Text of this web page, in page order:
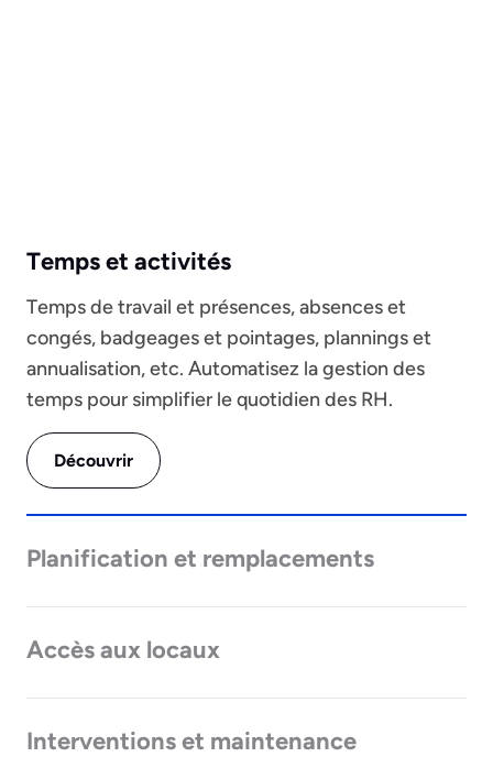
Temps et activités
Temps de travail et présences, absences et
congés, badgeages et pointages, plannings et
annualisation, etc. Automatisez la gestion des
temps pour simplifier le quotidien des RH.
Découvrir
Planification et remplacements
Accès aux locaux
Interventions et maintenance